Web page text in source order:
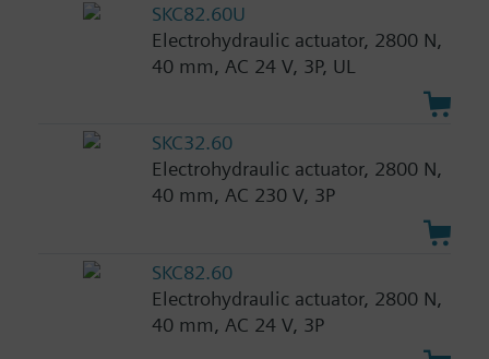
SKC82.60U
Electrohydraulic actuator, 2800 N,
40 mm, AC 24 V, 3P, UL
SKC32.60
Electrohydraulic actuator, 2800 N,
40 mm, AC 230 V, 3P
SKC82.60
Electrohydraulic actuator, 2800 N,
40 mm, AC 24 V, 3P